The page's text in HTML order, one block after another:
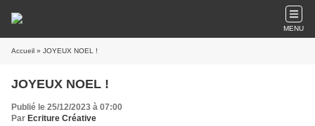
MENU
Accueil » JOYEUX NOEL !
JOYEUX NOEL !
Publié le 25/12/2023 à 07:00
Par Ecriture Créative